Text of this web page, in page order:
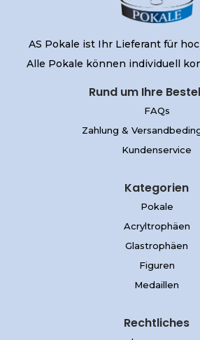
AS Pokale ist Ihr Lieferant für
Alle Pokale können individuell
Rund um Ihre
FAQs
Zahlung &
Kundenservice
Kategorien
Pokale
Acryltrophäen
Glastrophäen
Figuren
Medaillen
Rechtliches